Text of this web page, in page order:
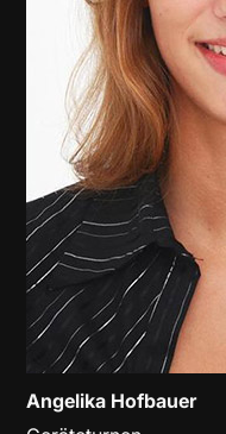
Angelika Hofbauer